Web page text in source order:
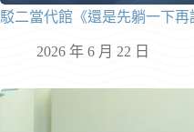
駁二當代館《還是先躺一下再
2026 年 6 月 22 日